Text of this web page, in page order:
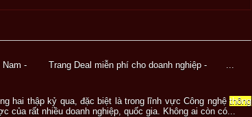
Nam - Trang Deal miễn phí cho doanh nghiệp - ...
hai thập kỷ qua, đặc biệt là trong lĩnh vực Công nghệ thông
của rất nhiều doanh nghiệp, quốc gia. Không ai còn có...